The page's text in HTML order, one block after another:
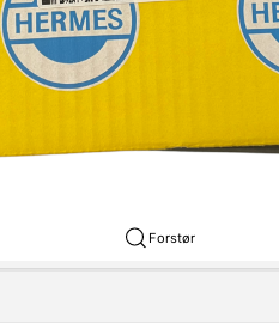
Forstør